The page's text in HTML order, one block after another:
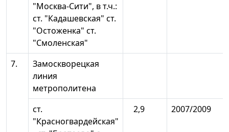
"Москва-Сити", в т.ч.:
ст. "Кадашевская" ст.
"Остоженка" ст.
"Смоленская"
7.
Замоскворецкая
линия
метрополитена
ст.
"Красногвардейская"
2,9 2007/2009